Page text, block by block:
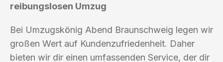
reibungslosen Umzug
Bei Umzugskönig Abend Braunschweig legen wir
großen Wert auf Kundenzufriedenheit. Daher
bieten wir dir einen umfassenden Service, der dir